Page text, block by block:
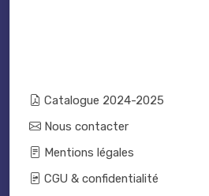
Catalogue 2024-2025
Nous contacter
Mentions légales
CGU & confidentialité